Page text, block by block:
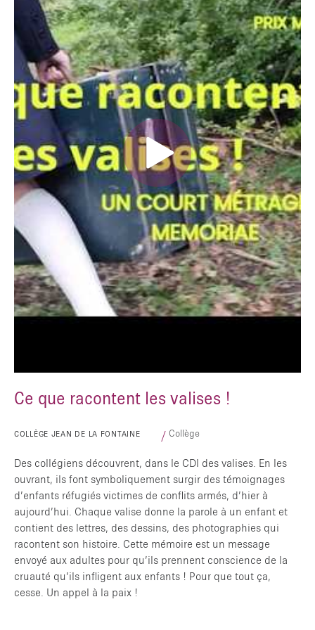
Veuillez accepter le fonctionnelle, analytique,
publicité consentement des cookies
COLLÈGE JEAN DE LA FONTAINE Collège
Ce que racontent les valises !
Des collégiens découvrent, dans le CDI des valises. En les
ouvrant, ils font symboliquement surgir des témoignages
d’enfants réfugiés victimes de conflits armés, d’hier à
aujourd’hui. Chaque valise donne la parole à un enfant et
contient des lettres, des dessins, des photographies qui
racontent son histoire. Cette mémoire est un message
envoyé aux adultes pour qu’ils prennent conscience de la
cruauté qu’ils infligent aux enfants ! Pour que tout ça,
cesse. Un appel à la paix !